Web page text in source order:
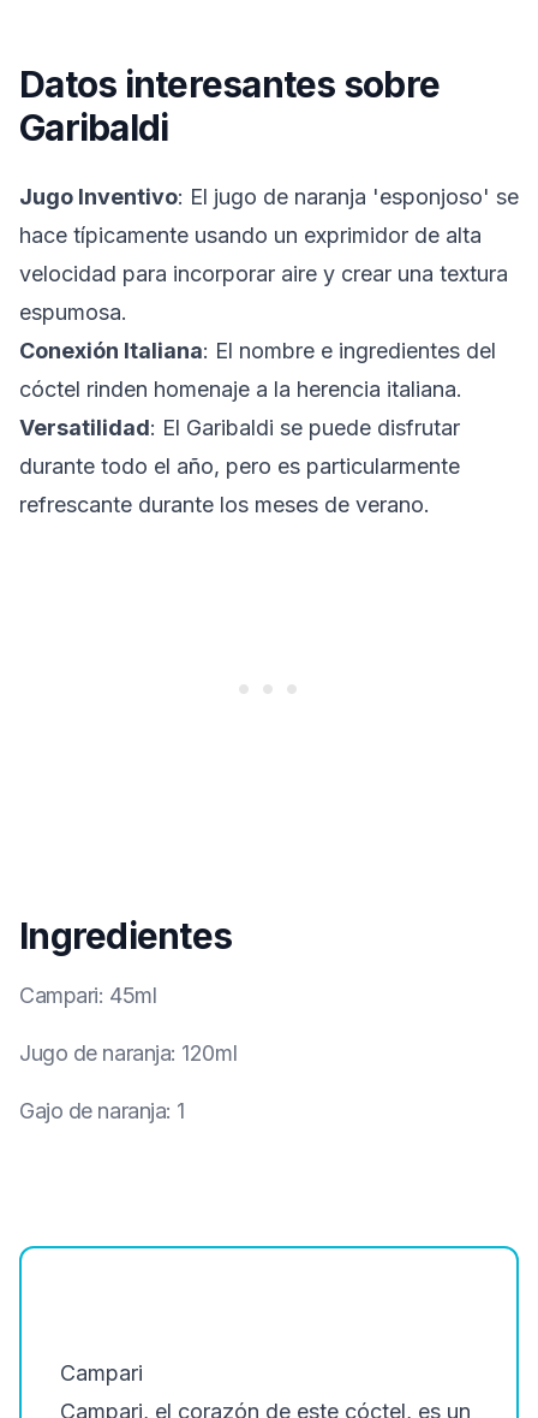
Datos interesantes sobre
Garibaldi
Jugo Inventivo: El jugo de naranja 'esponjoso' se
hace típicamente usando un exprimidor de alta
velocidad para incorporar aire y crear una textura
espumosa.
Conexión Italiana: El nombre e ingredientes del
cóctel rinden homenaje a la herencia italiana.
Versatilidad: El Garibaldi se puede disfrutar
durante todo el año, pero es particularmente
refrescante durante los meses de verano.
Ingredientes
Campari: 45ml
Jugo de naranja: 120ml
Gajo de naranja: 1
Campari
Campari, el corazón de este cóctel, es un